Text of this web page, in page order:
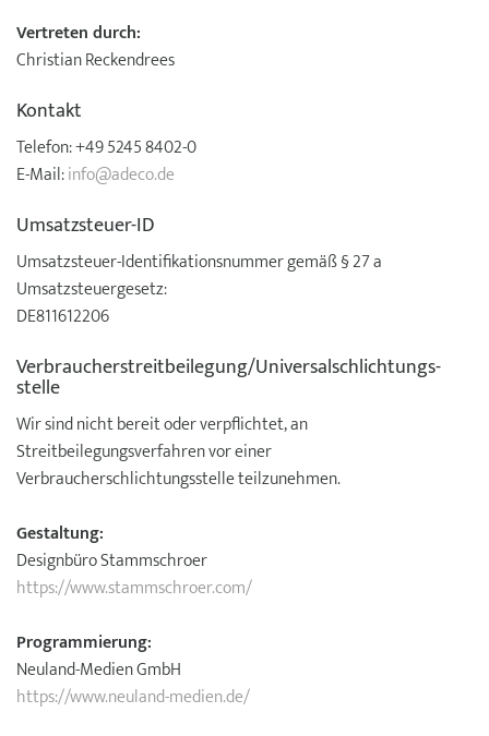
Vertreten durch:
Christian Reckendrees
Kontakt
Telefon: +49 5245 8402-0
E-Mail:info@adeco.de
Umsatzsteuer-ID
Umsatzsteuer-Identifikationsnummer gemäß § 27 a
Umsatzsteuergesetz:
DE811612206
Verbraucher­streit­beilegung/Universal­schlichtungs­
stelle
Wir sind nicht bereit oder verpflichtet, an
Streitbeilegungsverfahren vor einer
Verbraucherschlichtungsstelle teilzunehmen.
Gestaltung:
Designbüro Stammschroer
https://www.stammschroer.com/
Programmierung:
Neuland-Medien GmbH
https://www.neuland-medien.de/